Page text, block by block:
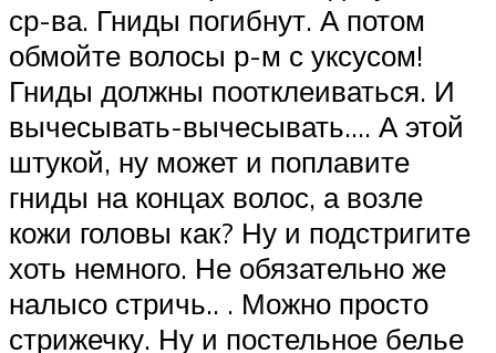
ср-ва. Гниды погибнут. А потом
обмойте волосы р-м с уксусом!
Гниды должны поотклеиваться. И
вычесывать-вычесывать…. А этой
штукой, ну может и поплавите
гниды на концах волос, а возле
кожи головы как? Ну и подстригите
хоть немного. Не обязательно же
налысо стричь.. . Можно просто
стрижечку. Ну и постельное белье